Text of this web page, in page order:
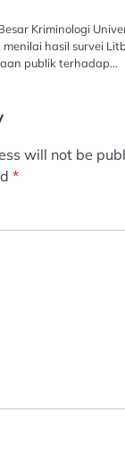
Kriminologi
hasil survei
publik terhadap…
will not be
*